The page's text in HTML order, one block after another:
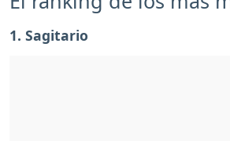
1. Sagitario